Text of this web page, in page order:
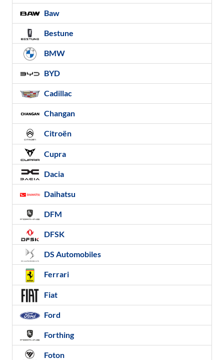
Baw
Bestune
BMW
BYD
Cadillac
Changan
Citroën
Cupra
Dacia
Daihatsu
DFM
DFSK
DS Automobiles
Ferrari
Fiat
Ford
Forthing
Foton